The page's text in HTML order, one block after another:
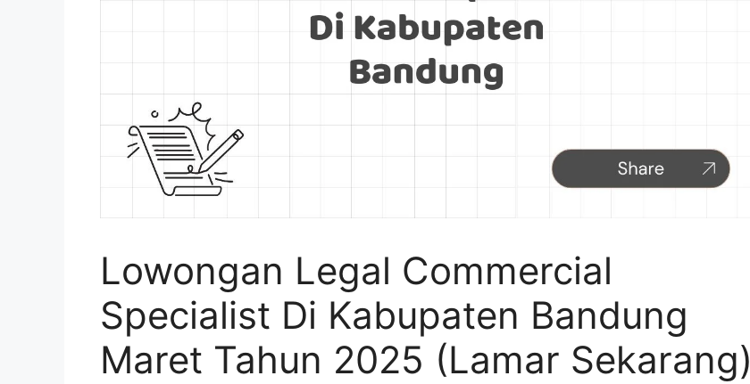
Lowongan Legal Commercial
Specialist Di Kabupaten Bandung
Maret Tahun 2025 (Lamar Sekarang)